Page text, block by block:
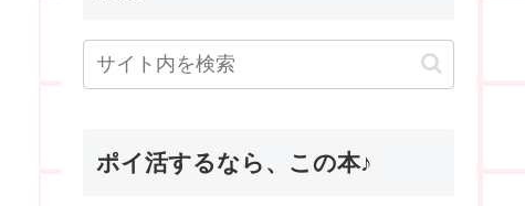
ポイ活するなら、この本♪